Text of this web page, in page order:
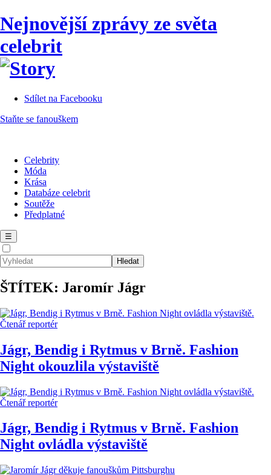
Nejnovější zprávy ze světa
celebrit
Sdílet na Facebooku
Staňte se fanouškem
Celebrity
Móda
Krása
Databáze celebrit
Soutěže
Předplatné
☰
ŠTÍTEK: Jaromír Jágr
Čtenář reportér
Jágr, Bendig i Rytmus v Brně. Fashion
Night okouzlila výstaviště
Čtenář reportér
Jágr, Bendig i Rytmus v Brně. Fashion
Night ovládla výstaviště